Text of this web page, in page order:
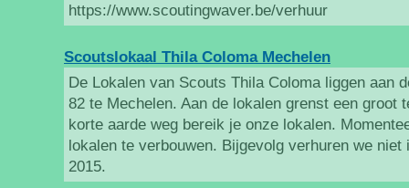
https://www.scoutingwaver.be/verhuur
Scoutslokaal Thila Coloma Mechelen
De Lokalen van Scouts Thila Coloma liggen aan
82 te Mechelen. Aan de lokalen grenst een groot
korte aarde weg bereik je onze lokalen.
lokalen te verbouwen. Bijgevolg verhuren we
2015.